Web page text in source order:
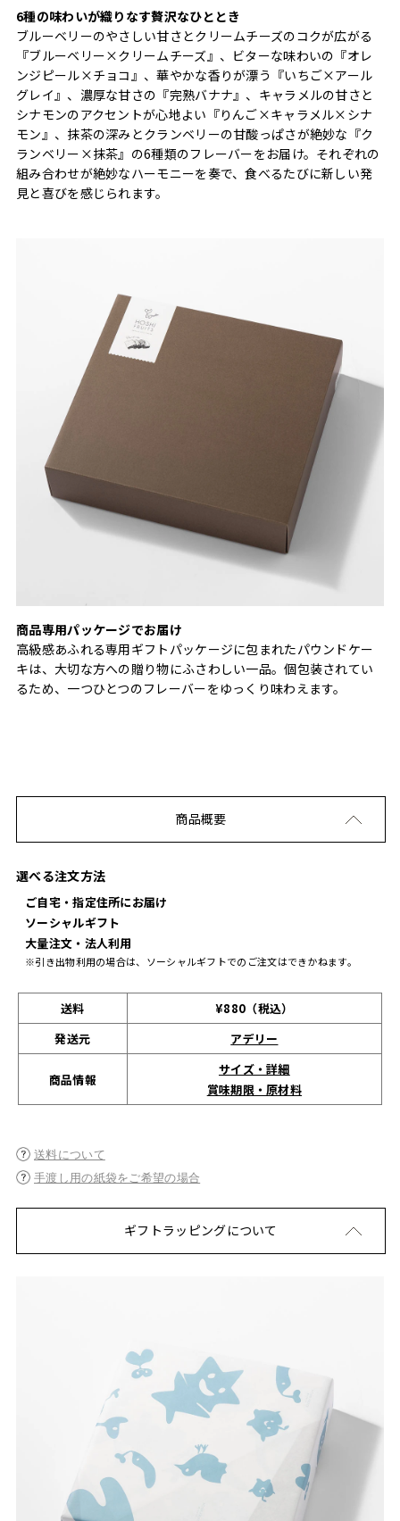
6種の味わいが織りなす贅沢なひととき
ブルーベリーのやさしい甘さとクリームチーズのコクが広がる
『ブルーベリー×クリームチーズ』、ビターな味わいの『オレ
ンジピール×チョコ』、華やかな香りが漂う『いちご×アール
グレイ』、濃厚な甘さの『完熟バナナ』、キャラメルの甘さと
シナモンのアクセントが心地よい『りんご×キャラメル×シナ
モン』、抹茶の深みとクランベリーの甘酸っぱさが絶妙な『ク
ランベリー×抹茶』の6種類のフレーバーをお届け。それぞれの
組み合わせが絶妙なハーモニーを奏で、食べるたびに新しい発
見と喜びを感じられます。
商品専用パッケージでお届け
高級感あふれる専用ギフトパッケージに包まれたパウンドケー
キは、大切な方への贈り物にふさわしい一品。個包装されてい
るため、一つひとつのフレーバーをゆっくり味わえます。
商品概要
選べる注文方法
ご自宅・指定住所にお届け
ソーシャルギフト
大量注文・法人利用
※引き出物利用の場合は、ソーシャルギフトでのご注文はできかねます。
送料
¥880（税込）
発送元
アデリー
商品情報
サイズ・詳細
賞味期限・原材料
送料について
手渡し用の紙袋をご希望の場合
ギフトラッピングについて